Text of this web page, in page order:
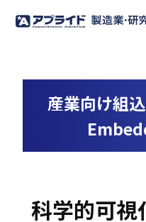
産業向け組
科学的可視